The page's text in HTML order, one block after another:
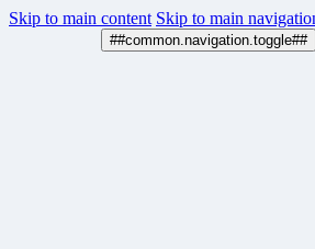
Skip to main content Skip to main
##common.navigation.toggle##